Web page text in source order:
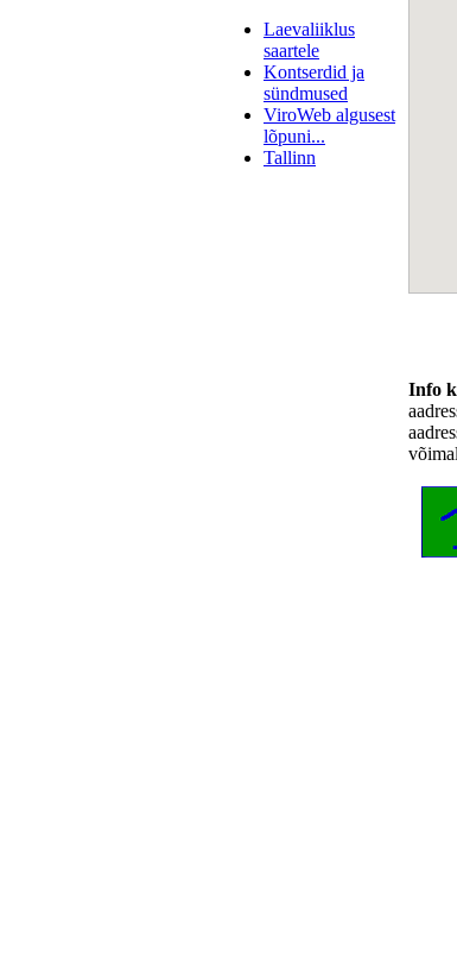
Laevaliiklus
saartele
Kontserdid ja
sündmused
ViroWeb algusest
lõpuni...
Tallinn
Info